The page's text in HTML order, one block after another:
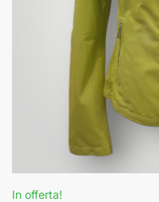
In offerta!